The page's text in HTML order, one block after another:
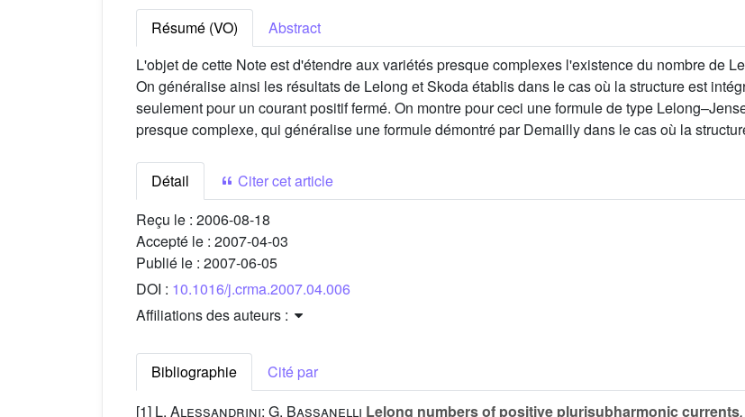
Résumé (VO)
Abstract
L'objet de cette Note est d'étendre aux variétés presque complexes l'existence du nombre de
On généralise ainsi les résultats de Lelong et Skoda établis dans le cas où la structure est
seulement pour un courant positif fermé. On montre pour ceci une formule de type
presque complexe, qui généralise une formule démontré par Demailly dans le cas où la
Détail
Citer cet article
Reçu le : 2006-08-18
Accepté le : 2007-04-03
Publié le : 2007-06-05
DOI : 10.1016/j.crma.2007.04.006
Affiliations des auteurs :
Bibliographie
Cité par
[1] L. Alessandrini; G. Bassanelli Lelong numbers of positive plurisubharmonic currents